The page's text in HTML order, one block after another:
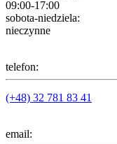
09:00-17:00
sobota-niedziela:
nieczynne
telefon:
(+48) 32 781 83 41
email: